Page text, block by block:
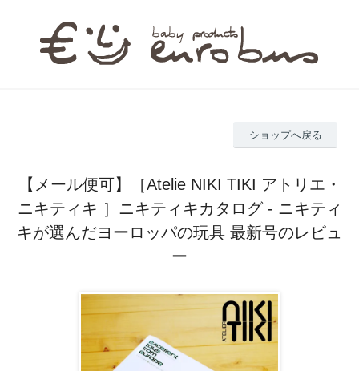
ショップへ戻る
【メール便可】［Atelie NIKI TIKI アトリエ・
ニキティキ ］ニキティキカタログ - ニキティ
キが選んだヨーロッパの玩具 最新号のレビュ
ー